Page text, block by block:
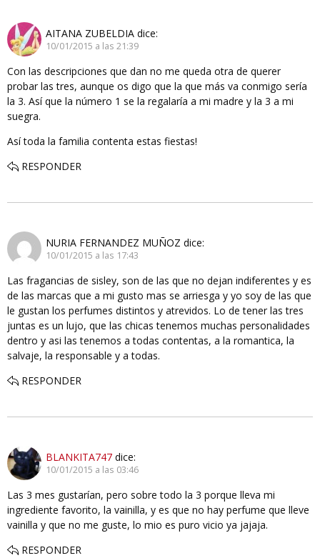
AITANA ZUBELDIA dice:
10/01/2015 a las 21:39
Con las descripciones que dan no me queda otra de querer
probar las tres, aunque os digo que la que más va conmigo sería
la 3. Así que la número 1 se la regalaría a mi madre y la 3 a mi
suegra.
Así toda la familia contenta estas fiestas!
RESPONDER
NURIA FERNANDEZ MUÑOZ dice:
10/01/2015 a las 17:43
Las fragancias de sisley, son de las que no dejan indiferentes y es
de las marcas que a mi gusto mas se arriesga y yo soy de las que
le gustan los perfumes distintos y atrevidos. Lo de tener las tres
juntas es un lujo, que las chicas tenemos muchas personalidades
dentro y asi las tenemos a todas contentas, a la romantica, la
salvaje, la responsable y a todas.
RESPONDER
BLANKITA747 dice:
10/01/2015 a las 03:46
Las 3 mes gustarían, pero sobre todo la 3 porque lleva mi
ingrediente favorito, la vainilla, y es que no hay perfume que lleve
vainilla y que no me guste, lo mio es puro vicio ya jajaja.
RESPONDER